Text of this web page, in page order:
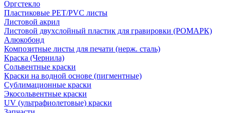
Оргстекло
Пластиковые PET/PVC листы
Листовой акрил
Листовой двухслойный пластик для гравировки (РОМАРК)
Алюкобонд
Композитные листы для печати (нерж. сталь)
Краска (Чернила)
Сольвентные краски
Краски на водной основе (пигментные)
Сублимационные краски
Экосольвентные краски
UV (ультрафиолетовые) краски